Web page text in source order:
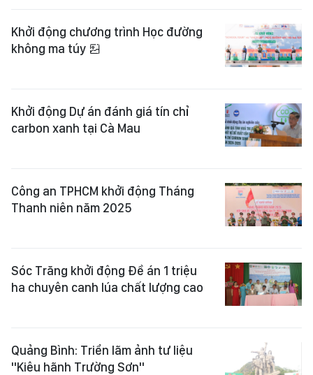
Khởi động chương trình Học đường
không ma túy
Khởi động Dự án đánh giá tín chỉ
carbon xanh tại Cà Mau
Công an TPHCM khởi động Tháng
Thanh niên năm 2025
Sóc Trăng khởi động Đề án 1 triệu
ha chuyên canh lúa chất lượng cao
Quảng Bình: Triển lãm ảnh tư liệu
"Kiêu hãnh Trường Sơn"